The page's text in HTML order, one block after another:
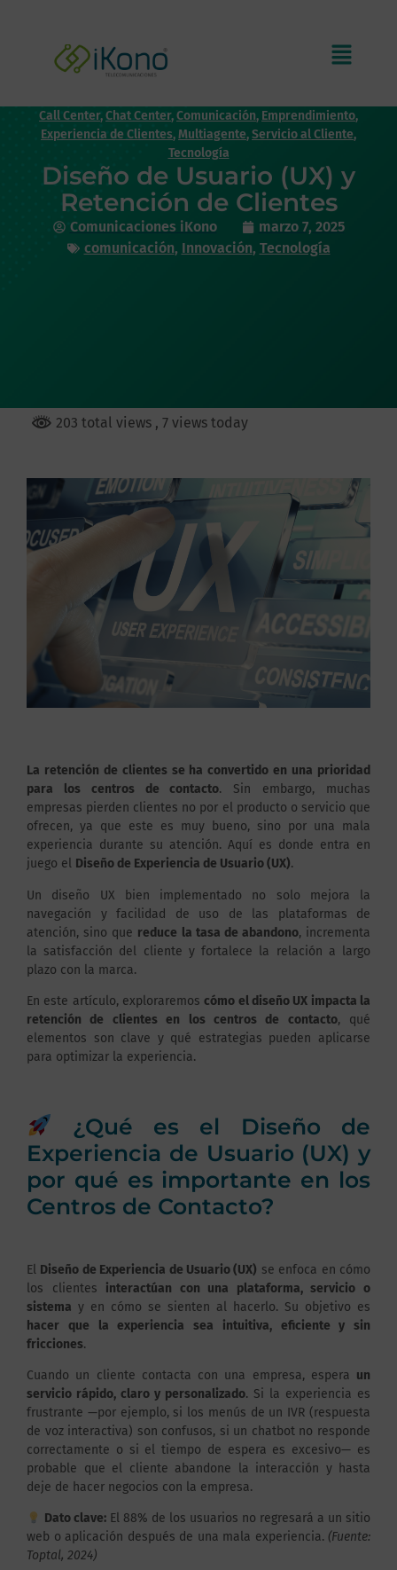
Call Center,Chat Center,Comunicación, Emprendimiento,
Experiencia de Clientes,Multiagente,Servicio al Cliente,
Tecnología
Diseño de Usuario (UX) y
Retención de Clientes
Comunicaciones iKono
marzo 7, 2025
comunicación, Innovación, Tecnología
203 total views , 7 views today
La retención de clientes se ha convertido en una prioridad
para los centros de contacto. Sin embargo, muchas
empresas pierden clientes no por el producto o servicio que
ofrecen, ya que este es muy bueno, sino por una mala
experiencia durante su atención. Aquí es donde entra en
juego el Diseño de Experiencia de Usuario (UX).
Un diseño UX bien implementado no solo mejora la
navegación y facilidad de uso de las plataformas de
atención, sino que reduce la tasa de abandono, incrementa
la satisfacción del cliente y fortalece la relación a largo
plazo con la marca.
En este artículo, exploraremoscómo el diseño UX impacta la
retención de clientes en los centros de contacto, qué
elementos son clave y qué estrategias pueden aplicarse
para optimizar la experiencia.
¿Qué es el Diseño de
Experiencia de Usuario (UX) y
por qué es importante en los
Centros de Contacto?
El Diseño de Experiencia de Usuario (UX) se enfoca en cómo
los clientes interactúan con una plataforma, servicio o
sistema y en cómo se sienten al hacerlo. Su objetivo es
hacer que la experiencia sea intuitiva, eficiente y sin
fricciones.
Cuando un cliente contacta con una empresa, espera un
servicio rápido, claro y personalizado. Si la experiencia es
frustrante —por ejemplo, si los menús de un IVR (respuesta
de voz interactiva) son confusos, si un chatbot no responde
correctamente o si el tiempo de espera es excesivo— es
probable que el cliente abandone la interacción y hasta
deje de hacer negocios con la empresa.
Dato clave:El 88% de los usuarios no regresará a un sitio
web o aplicación después de una mala experiencia. (Fuente:
Toptal, 2024)